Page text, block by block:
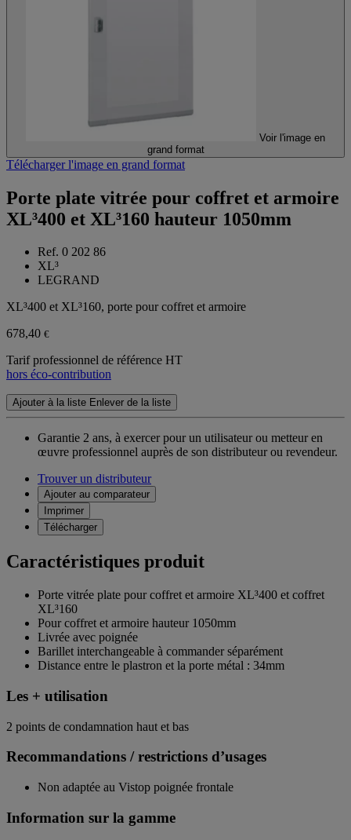
Voir l'image en
grand format
Télécharger l'image en grand format
Porte plate vitrée pour coffret et armoire
XL³400 et XL³160 hauteur 1050mm
Ref. 0 202 86
XL³
LEGRAND
XL³400 et XL³160, porte pour coffret et armoire
678,40 €
Tarif professionnel de référence HT
hors éco-contribution
Ajouter à la liste Enlever de la liste
Garantie 2 ans, à exercer pour un utilisateur ou metteur en
œuvre professionnel auprès de son distributeur ou revendeur.
Trouver un distributeur
Ajouter au comparateur
Imprimer
Télécharger
Caractéristiques produit
Porte vitrée plate pour coffret et armoire XL³400 et coffret
XL³160
Pour coffret et armoire hauteur 1050mm
Livrée avec poignée
Barillet interchangeable à commander séparément
Distance entre le plastron et la porte métal : 34mm
Les + utilisation
2 points de condamnation haut et bas
Recommandations / restrictions d’usages
Non adaptée au Vistop poignée frontale
Information sur la gamme